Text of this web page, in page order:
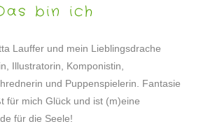
bin ich
Lauffer und mein Lieblingsdrache
Illustratorin, Komponistin,
und Puppenspielerin. Fantasie
für mich Glück und ist (m)eine
für die Seele!